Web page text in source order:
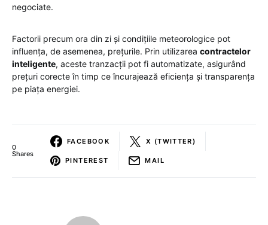
negociate.
Factorii precum ora din zi și condițiile meteorologice pot
influența, de asemenea, prețurile. Prin utilizarea contractelor
inteligente, aceste tranzacții pot fi automatizate, asigurând
prețuri corecte în timp ce încurajează eficiența și transparența
pe piața energiei.
0
Shares
FACEBOOK X (TWITTER)
PINTEREST MAIL